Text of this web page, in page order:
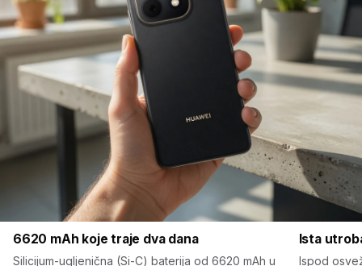
6620 mAh koje traje dva dana
Silicijum-ugljenična (Si-C) baterija od 6620 mAh u
Ista
Ispod